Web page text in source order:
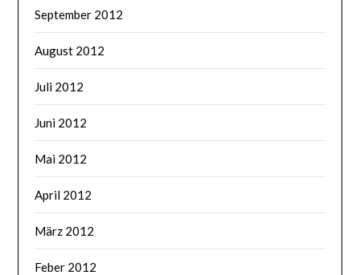
September 2012
August 2012
Juli 2012
Juni 2012
Mai 2012
April 2012
März 2012
Feber 2012